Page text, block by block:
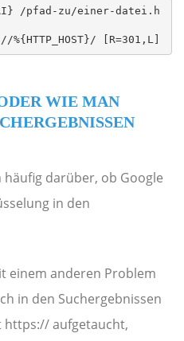
/pfad-zu/einer-datei.h
[R=301,L]
WIE MAN
darüber, ob Google
in den
einem anderen Problem
in den Suchergebnissen
https:// aufgetaucht,